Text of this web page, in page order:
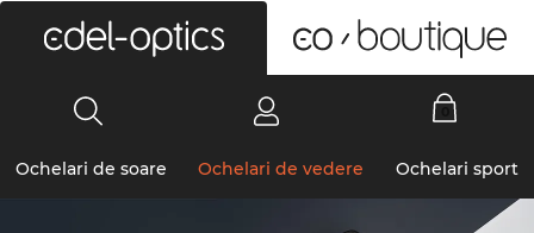
Ochelari de soare Ochelari de vedere Ochelari sport